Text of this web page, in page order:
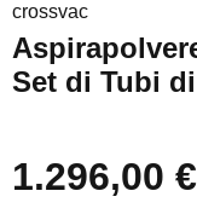
crossvac
Set di Tubi
1.296,00 €